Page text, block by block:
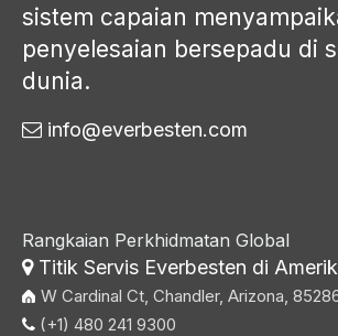
sistem capaian
penyelesaian bersepadu di
dunia.
 info@everbesten.com
Rangkaian Perkhidmatan Global
Titik Servis Everbesten di
W Cardinal Ct, Chandler, Arizona,
 (+1) 480 241 9300